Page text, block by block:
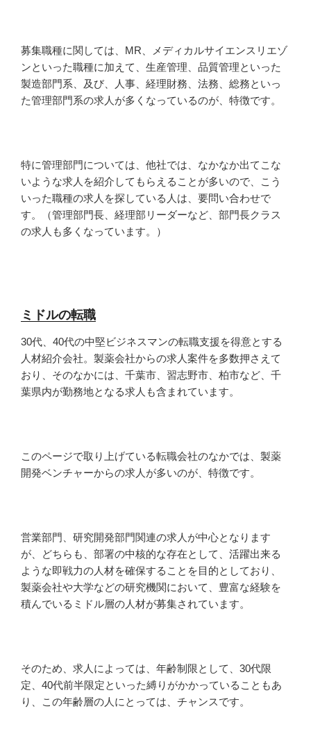
募集職種に関しては、MR、メディカルサイエンスリエゾ
ンといった職種に加えて、生産管理、品質管理といった
製造部門系、及び、人事、経理財務、法務、総務といっ
た管理部門系の求人が多くなっているのが、特徴です。
特に管理部門については、他社では、なかなか出てこな
いような求人を紹介してもらえることが多いので、こう
いった職種の求人を探している人は、要問い合わせで
す。（管理部門長、経理部リーダーなど、部門長クラス
の求人も多くなっています。）
ミドルの転職
30代、40代の中堅ビジネスマンの転職支援を得意とする
人材紹介会社。製薬会社からの求人案件を多数押さえて
おり、そのなかには、千葉市、習志野市、柏市など、千
葉県内が勤務地となる求人も含まれています。
このページで取り上げている転職会社のなかでは、製薬
開発ベンチャーからの求人が多いのが、特徴です。
営業部門、研究開発部門関連の求人が中心となります
が、どちらも、部署の中核的な存在として、活躍出来る
ような即戦力の人材を確保することを目的としており、
製薬会社や大学などの研究機関において、豊富な経験を
積んでいるミドル層の人材が募集されています。
そのため、求人によっては、年齢制限として、30代限
定、40代前半限定といった縛りがかかっていることもあ
り、この年齢層の人にとっては、チャンスです。